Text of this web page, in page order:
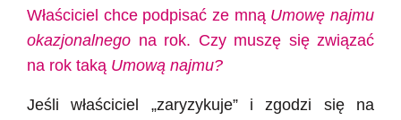
Właściciel chce podpisać ze mną Umowę najmu
okazjonalnego na rok. Czy muszę się związać
na rok taką Umową najmu?
Jeśli właściciel „zaryzykuje” i zgodzi się na